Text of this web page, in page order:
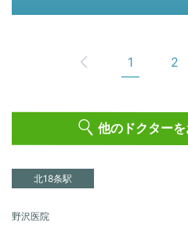
1 2
他のドクター
北18条駅
野沢医院